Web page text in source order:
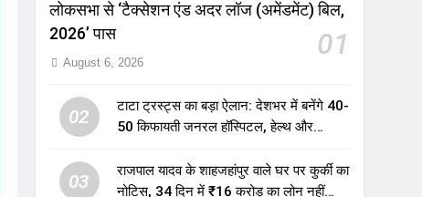
लोकसभा से ‘टैक्सेशन एंड अदर लॉज (अमेंडमेंट) बिल,
2026’ पास
01
August 6, 2026
02
टाटा ट्रस्ट्स का बड़ा ऐलान: देशभर में बनेंगे 40-
50 किफायती जनरल हॉस्पिटल, हेल्थ और
03
राजपाल यादव के शाहजहांपुर वाले घर पर कुर्की का
नोटिस, 34 दिन में ₹16 करोड़ का लोन नहीं